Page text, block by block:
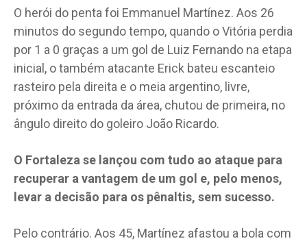
O herói do penta foi Emmanuel Martínez. Aos 26
minutos do segundo tempo, quando o Vitória perdia
por 1 a 0 graças a um gol de Luiz Fernando na etapa
inicial, o também atacante Erick bateu escanteio
rasteiro pela direita e o meia argentino, livre,
próximo da entrada da área, chutou de primeira, no
ângulo direito do goleiro João Ricardo.
O Fortaleza se lançou com tudo ao ataque para
recuperar a vantagem de um gol e, pelo menos,
levar a decisão para os pênaltis, sem sucesso.
Pelo contrário. Aos 45, Martínez afastou a bola com